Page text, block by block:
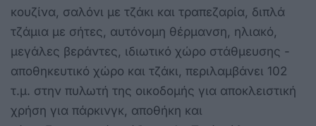
κουζίνα, σαλόνι με τζάκι και τραπεζαρία, διπλά
τζάμια με σήτες, αυτόνομη θέρμανση, ηλιακό,
μεγάλες βεράντες, ιδιωτικό χώρο στάθμευσης -
αποθηκευτικό χώρο και τζάκι, περιλαμβάνει 102
τ.μ. στην πυλωτή της οικοδομής για αποκλειστική
χρήση για πάρκινγκ, αποθήκη και